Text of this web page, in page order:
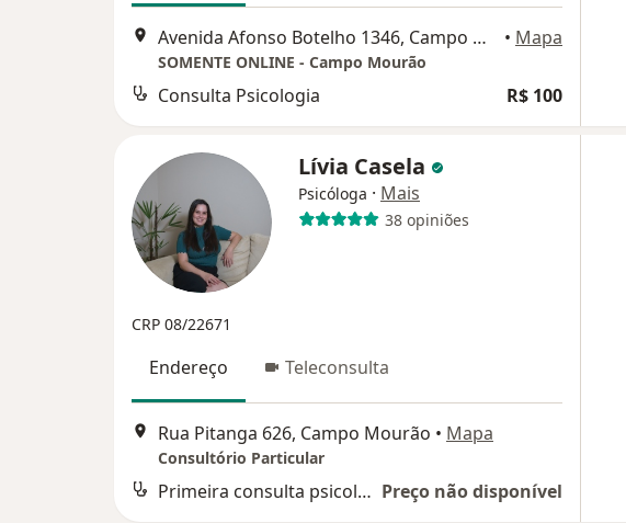
Avenida Afonso Botelho 1346, Campo Mourão • Mapa
SOMENTE ONLINE - Campo Mourão
Consulta Psicologia R$ 100
Lívia Casela
Psicóloga · Mais
38 opiniões
CRP 08/22671
Endereço Teleconsulta
Rua Pitanga 626, Campo Mourão • Mapa
Consultório Particular
Primeira consulta psicologia Preço não disponível